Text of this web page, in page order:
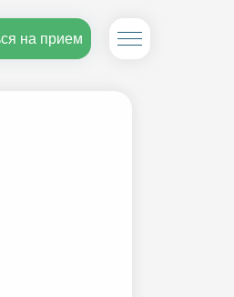
на прием